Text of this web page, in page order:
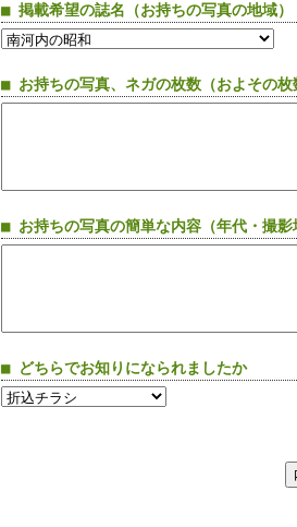
■ 掲載希望の誌名（お持ちの写真の地域
■ お持ちの写真、ネガの枚数（およその
■ お持ちの写真の簡単な内容（年代・撮
■ どちらでお知りになられましたか